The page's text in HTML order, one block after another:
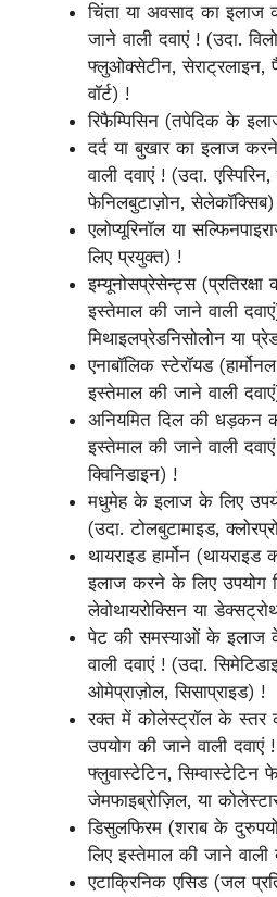
चिंता या अवसाद का
जाने वाली दवाएं ! (उदा.
फ्लुओक्सेटीन, सेराट्रलाइन,
वॉर्ट) !
रिफैम्पिसिन (तपेदिक के
दर्द या बुखार का इलाज
वाली दवाएं ! (उदा.
फेनिलबुटाज़ोन,
एलोप्यूरिनॉल या
लिए प्रयुक्त) !
इम्यूनोसप्रेसेन्ट्स
इस्तेमाल की जाने वाली
मिथाइलप्रेडनिसोलोन या
एनाबॉलिक स्टेरॉयड
इस्तेमाल की जाने वाली
अनियमित दिल की धड़कन
इस्तेमाल की जाने वाली
क्विनिडाइन) !
मधुमेह के इलाज के लिए
(उदा. टोलबुटामाइड,
थायराइड हार्मोन
इलाज करने के लिए उपयोग
लेवोथायरोक्सिन या
पेट की समस्याओं के इलाज
वाली दवाएं ! (उदा.
ओमेप्राज़ोल, सिसाप्राइड) !
रक्त में कोलेस्ट्रॉल के स्तर
उपयोग की जाने वाली दवाएं
फ्लुवास्टेटिन, सिम्वास्टेटिन
जेमफाइब्रोज़िल, या
डिसुलफिरम (शराब के
लिए इस्तेमाल की जाने वाली
एटाक्रिनिक एसिड (जल